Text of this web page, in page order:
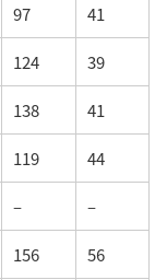
97 41
124 39
138 41
119 44
– –
156 56